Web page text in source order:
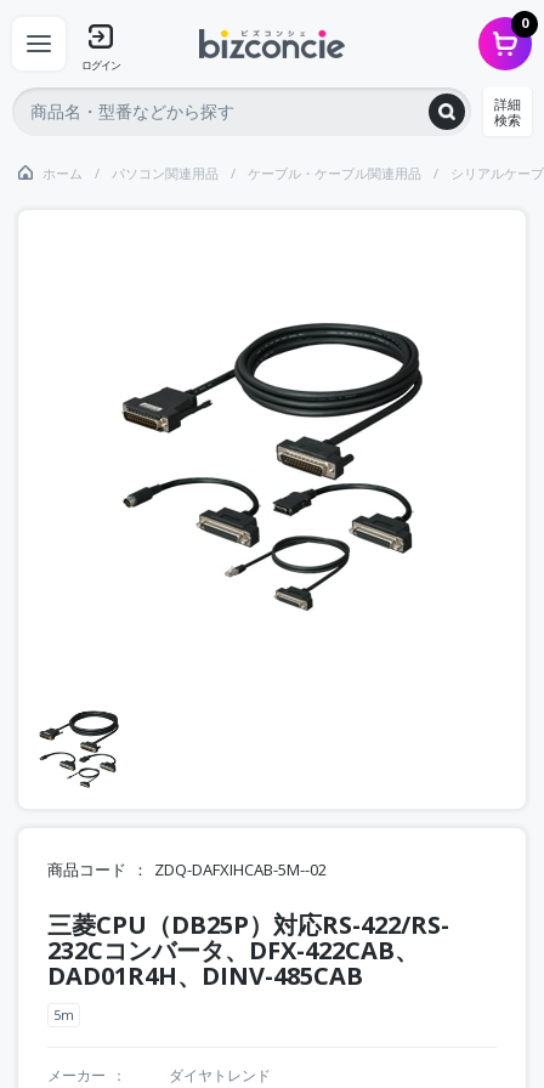
ログイン
0
詳細
検索
ホーム パソコン関連用品 ケーブル・ケーブル関連用品 シリアルケー
商品コード ZDQ-DAFXIHCAB-5M--02
三菱CPU（DB25P）対応RS-422/RS-
232Cコンバータ、DFX-422CAB、
DAD01R4H、DINV-485CAB
5m
メーカー ダイヤトレンド